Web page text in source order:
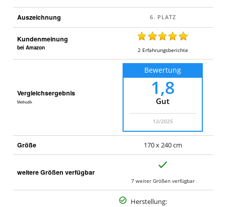
Auszeichnung
Kundenmeinung
bei Amazon 2 Erfahrungsberichte
Vergleichsergebnis
Methodik
Bewertung
1,8
Gut
12/2025
Größe 170 x 240 cm
weitere Größen verfügbar
7 weiter Größen verfügbar
Herstellung: